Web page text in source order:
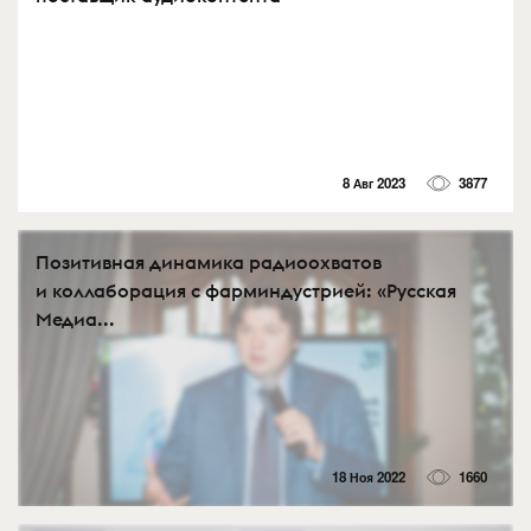
8 Авг 2023 3877
Позитивная динамика радиоохватов
и коллаборация с фарминдустрией: «Русская
Медиа...
18 Ноя 2022 1660